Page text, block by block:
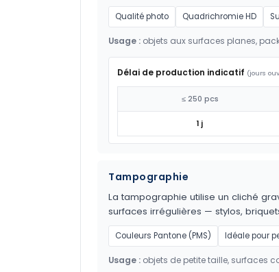
Qualité photo Quadrichromie HD
Usage : objets aux surfaces planes,
Délai de production indicatif (jours
≤ 250 pcs
1 j
Tampographie
La tampographie utilise un cliché
surfaces irrégulières — stylos,
Couleurs Pantone (PMS) Idéale pour
Usage : objets de petite taille, surfaces